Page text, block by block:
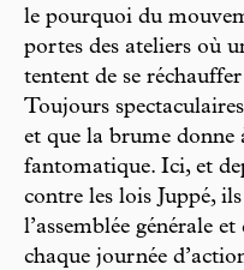
le pourquoi du
portes des ateliers où
tentent de se
Toujours
et que la brume donne
fantomatique. Ici, et
contre les lois Juppé,
l’assemblée générale
chaque journée